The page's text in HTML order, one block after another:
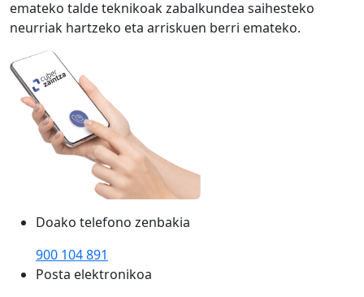
emateko talde teknikoak zabalkundea saihesteko
neurriak hartzeko eta arriskuen berri emateko.
Doako telefono zenbakia
900 104 891
Posta elektronikoa